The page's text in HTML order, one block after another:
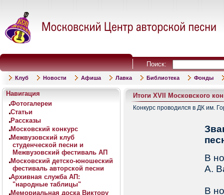
Поиск:
Клуб Новости Афиша Лавка Библиотека Фонды
Навигация
Фотогалереи
Статьи
Рассказы
Московский конкурс
Межвузовский клуб
студенческой песни и
Межвузовский фестиваль АП
Московский детско-юношеский
фестиваль авторской песни
Архивная служба АП:
"народные таблицы"
Мемориальная доска Виктору
Итоги XVII Московского
Конкурс проводился в ДК им.
В
А.
В